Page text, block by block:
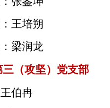
王培朔
梁润龙
三 （攻坚） 党支部
伯冉